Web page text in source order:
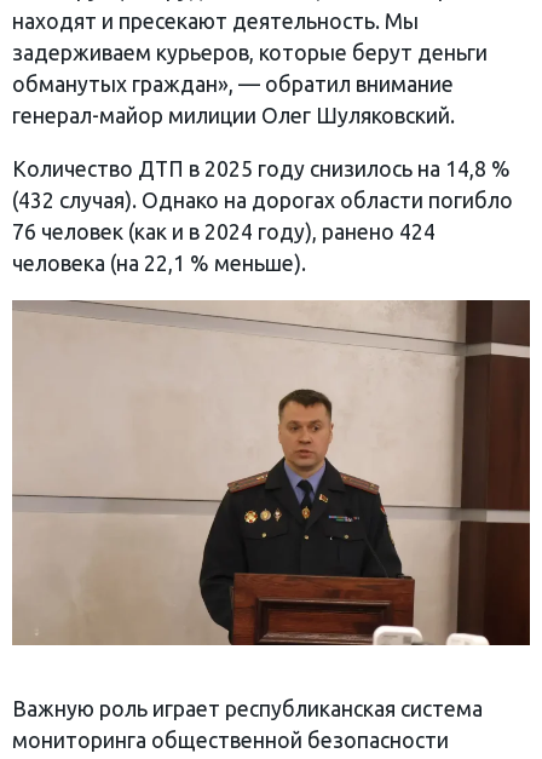
находят и пресекают деятельность. Мы
задерживаем курьеров, которые берут деньги
обманутых граждан», — обратил внимание
генерал-майор милиции Олег Шуляковский.
Количество ДТП в 2025 году снизилось на 14,8 %
(432 случая). Однако на дорогах области погибло
76 человек (как и в 2024 году), ранено 424
человека (на 22,1 % меньше).
Важную роль играет республиканская система
мониторинга общественной безопасности